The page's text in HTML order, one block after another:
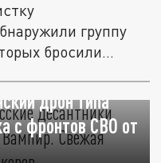
группу
бросили
дрон типа
с фронтов СВО от